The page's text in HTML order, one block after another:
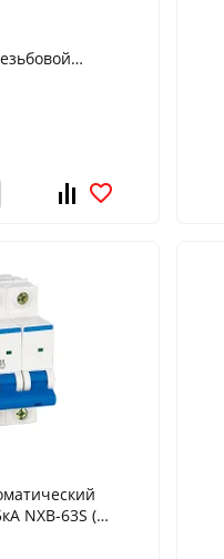
100043
NXB-63S (R)